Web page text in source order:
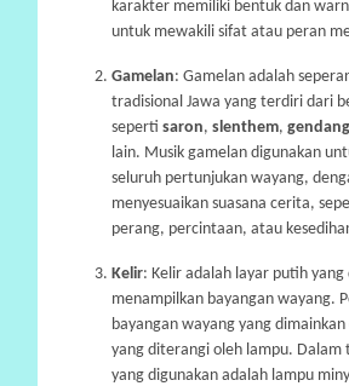
karakter memiliki bentuk dan
untuk mewakili sifat atau peran
Gamelan: Gamelan adalah
tradisional Jawa yang terdiri dari
seperti saron, slenthem, gendang
lain. Musik gamelan digunakan
seluruh pertunjukan wayang,
menyesuaikan suasana cerita,
perang, percintaan, atau
Kelir: Kelir adalah layar putih
menampilkan bayangan wayang.
bayangan wayang yang
yang diterangi oleh lampu. Dalam
yang digunakan adalah lampu